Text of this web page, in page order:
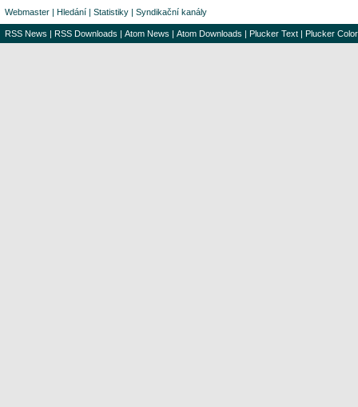
Webmaster | Hledání | Statistiky | Syndikační kanály
RSS News | RSS Downloads | Atom News | Atom Downloads | Plucker Text | Plucker Color